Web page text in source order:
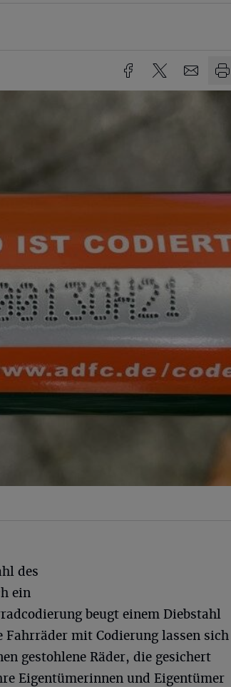
des
ein
beugt einem Diebstahl
Fahrräder mit Codierung lassen sich
gestohlene Räder, die gesichert
Eigentümerinnen und Eigentümer